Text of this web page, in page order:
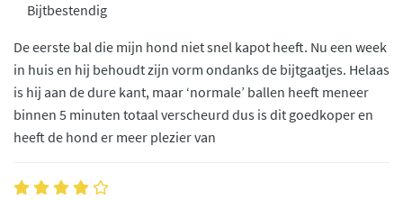
Bijtbestendig
De eerste bal die mijn hond niet snel kapot heeft. Nu een week
in huis en hij behoudt zijn vorm ondanks de bijtgaatjes. Helaas
is hij aan de dure kant, maar ‘normale’ ballen heeft meneer
binnen 5 minuten totaal verscheurd dus is dit goedkoper en
heeft de hond er meer plezier van